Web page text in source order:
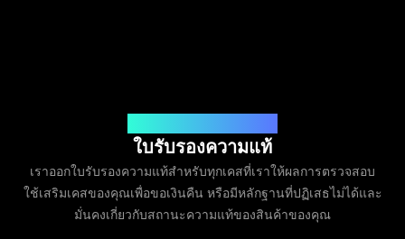
ใบรับรองความแท้
เราออกใบรับรองความแท้สำหรับทุกเคสที่เราให้ผลการตรวจสอบ
ใช้เสริมเคสของคุณเพื่อขอเงินคืน หรือมีหลักฐานที่ปฏิเสธไม่ได้และ
มั่นคงเกี่ยวกับสถานะความแท้ของสินค้าของคุณ